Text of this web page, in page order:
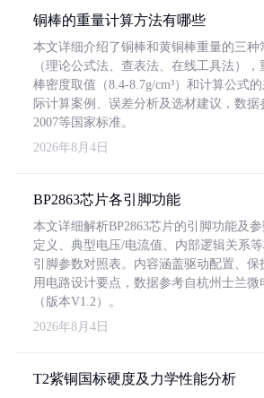
铜棒的重量计算方法有哪些
本文详细介绍了铜棒和黄铜棒重量的三种
（理论公式法、查表法、在线工具法）
棒密度取值（8.4-8.7g/cm³）和计算公式
际计算案例、误差分析及选材建议，数据
2007等国家标准。
2026年8月4日
BP2863芯片各引脚功能
本文详细解析BP2863芯片的引脚功能及
定义、典型电压/电流值、内部逻辑关系
引脚参数对照表。内容涵盖驱动配置、保
用电路设计要点，数据参考自杭州士兰微
（版本V1.2）。
2026年8月4日
T2紫铜国标硬度及力学性能分析